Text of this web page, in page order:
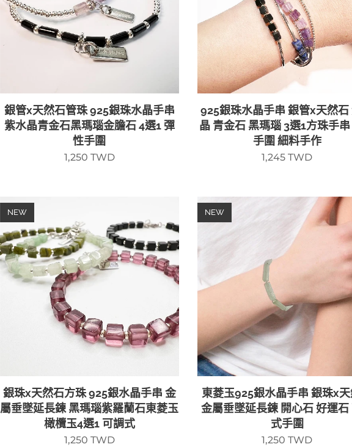
銀管x天然石管珠 925銀珠水晶手串
紫水晶青金石黑瑪瑙金膽石 4選1 彈
性手圍
1,250 TWD
925銀珠水晶手串 銀管x天然石
晶 青金石 黑瑪瑙 3選1方珠手
手圍 細料手作
1,245 TWD
銀珠x天然石方珠 925銀水晶手串 金
屬垂墜延長鍊 黑瑪瑙紫羅蘭石東菱玉
橄欖玉4選1 可調式
NEW
1,250 TWD
東菱玉925銀水晶手串 銀珠x
金屬垂墜延長鍊 開心石 好運石
式手圍
NEW
1,250 TWD